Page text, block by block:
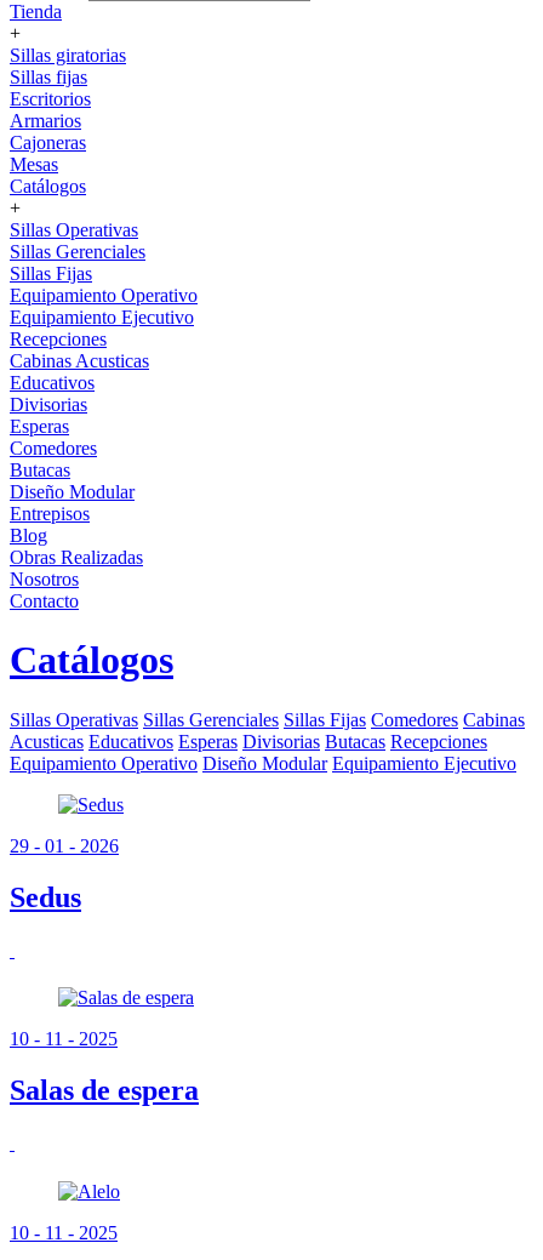
Tienda
+
Sillas giratorias
Sillas fijas
Escritorios
Armarios
Cajoneras
Mesas
Catálogos
+
Sillas Operativas
Sillas Gerenciales
Sillas Fijas
Equipamiento Operativo
Equipamiento Ejecutivo
Recepciones
Cabinas Acusticas
Educativos
Divisorias
Esperas
Comedores
Butacas
Diseño Modular
Entrepisos
Blog
Obras Realizadas
Nosotros
Contacto
Catálogos
Sillas Operativas Sillas Gerenciales Sillas Fijas Comedores Cabinas
Acusticas Educativos Esperas Divisorias Butacas Recepciones
Equipamiento Operativo Diseño Modular Equipamiento Ejecutivo
29 - 01 - 2026
Sedus
10 - 11 - 2025
Salas de espera
10 - 11 - 2025